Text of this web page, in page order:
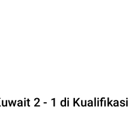
2 - 1 di Kualifikasi